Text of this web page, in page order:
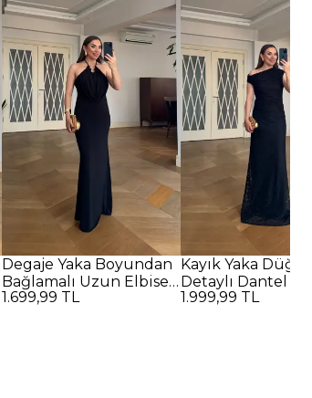
Degaje Yaka Boyundan
Bağlamalı Uzun Elbise -
SİYAH
1.699,99 TL
Kayık Yaka
Detaylı Dantel
Elbise - SİYAH
1.999,99 TL